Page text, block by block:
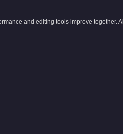
and editing tools improve together.